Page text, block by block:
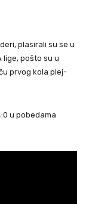
plasirali su se u
pošto su u
prvog kola plej-
u pobedama